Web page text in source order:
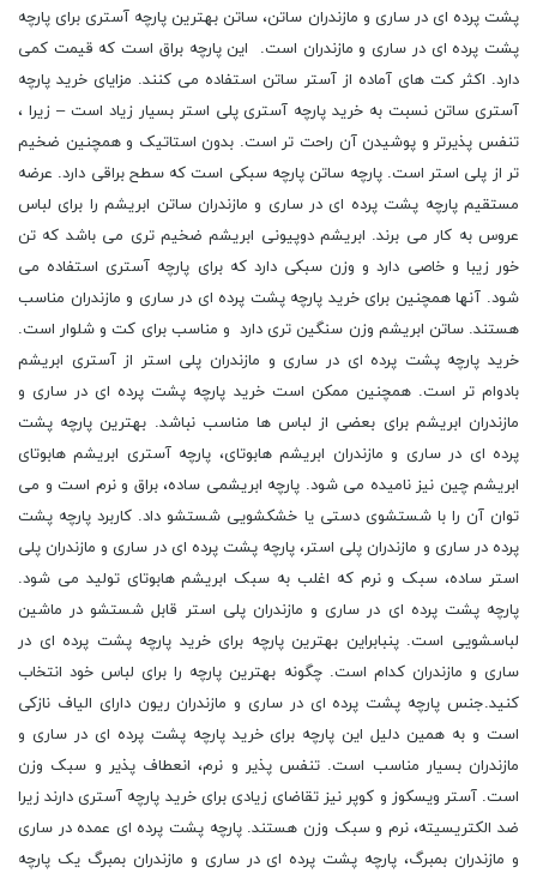
پشت پرده ای در ساری و مازندران ساتن، ساتن بهترین پارچه آستری برای پارچه
پشت پرده ای در ساری و مازندران است. این پارچه براق است که قیمت کمی
دارد. اکثر کت های آماده از آستر ساتن استفاده می کنند. مزایای خرید پارچه
آستری ساتن نسبت به خرید پارچه آستری پلی استر بسیار زیاد است – زیرا ،
تنفس پذیرتر و پوشیدن آن راحت تر است. بدون استاتیک و همچنین ضخیم
تر از پلی استر است. پارچه ساتن پارچه سبکی است که سطح براقی دارد. عرضه
مستقیم پارچه پشت پرده ای در ساری و مازندران ساتن ابریشم را برای لباس
عروس به کار می برند. ابریشم دوپیونی ابریشم ضخیم تری می باشد که تن
خور زیبا و خاصی دارد و وزن سبکی دارد که برای پارچه آستری استفاده می
شود. آنها همچنین برای خرید پارچه پشت پرده ای در ساری و مازندران مناسب
هستند. ساتن ابریشم وزن سنگین تری دارد و مناسب برای کت و شلوار است.
خرید پارچه پشت پرده ای در ساری و مازندران پلی استر از آستری ابریشم
بادوام تر است. همچنین ممکن است خرید پارچه پشت پرده ای در ساری و
مازندران ابریشم برای بعضی از لباس ها مناسب نباشد. بهترین پارچه پشت
پرده ای در ساری و مازندران ابریشم هابوتای، پارچه آستری ابریشم هابوتای
ابریشم چین نیز نامیده می شود. پارچه ابریشمی ساده، براق و نرم است و می
توان آن را با شستشوی دستی یا خشکشویی شستشو داد. کاربرد پارچه پشت
پرده در ساری و مازندران پلی استر، پارچه پشت پرده ای در ساری و مازندران پلی
استر ساده، سبک و نرم که اغلب به سبک ابریشم هابوتای تولید می شود.
پارچه پشت پرده ای در ساری و مازندران پلی استر قابل شستشو در ماشین
لباسشویی است. پنبابراین بهترین پارچه برای خرید پارچه پشت پرده ای در
ساری و مازندران کدام است. چگونه بهترین پارچه را برای لباس خود انتخاب
کنید.جنس پارچه پشت پرده ای در ساری و مازندران ریون دارای الیاف نازکی
است و به همین دلیل این پارچه برای خرید پارچه پشت پرده ای در ساری و
مازندران بسیار مناسب است. تنفس پذیر و نرم، انعطاف پذیر و سبک وزن
است. آستر ویسکوز و کوپر نیز تقاضای زیادی برای خرید پارچه آستری دارند زیرا
ضد الکتریسیته، نرم و سبک وزن هستند. پارچه پشت پرده ای عمده در ساری
و مازندران بمبرگ، پارچه پشت پرده ای در ساری و مازندران بمبرگ یک پارچه